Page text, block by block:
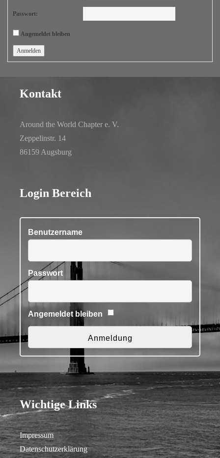
Passwort:
Angemeldet bleiben
Anmelden
Kontakt
Around the World Chapter e. V.
Zeppelinstr. 14
86159 Augsburg
Login Bereich
Benutzername
Passwort
Angemeldet bleiben
Wichtige Links
Impressum
Datenschutzerklärung